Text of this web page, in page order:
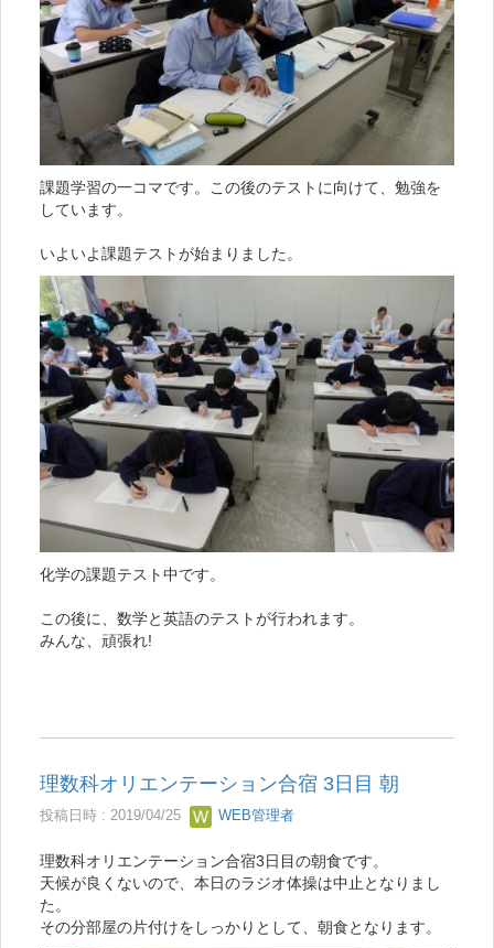
課題学習の一コマです。この後のテストに向けて、勉強を
しています。
いよいよ課題テストが始まりました。
化学の課題テスト中です。
この後に、数学と英語のテストが行われます。
みんな、頑張れ!
理数科オリエンテーション合宿 3日目 朝
投稿日時 : 2019/04/25 WEB管理者
理数科オリエンテーション合宿3日目の朝食です。
天候が良くないので、本日のラジオ体操は中止となりまし
た。
その分部屋の片付けをしっかりとして、朝食となります。